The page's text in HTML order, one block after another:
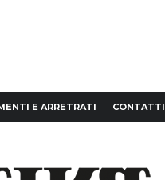
E ARRETRATI CONTATTI